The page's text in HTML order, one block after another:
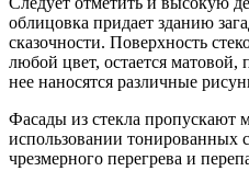
облицовка придает зданию
сказочности. Поверхность
любой цвет, остается матовой,
нее наносятся различные
Фасады из стекла пропускают
использовании тонированных
чрезмерного перегрева и